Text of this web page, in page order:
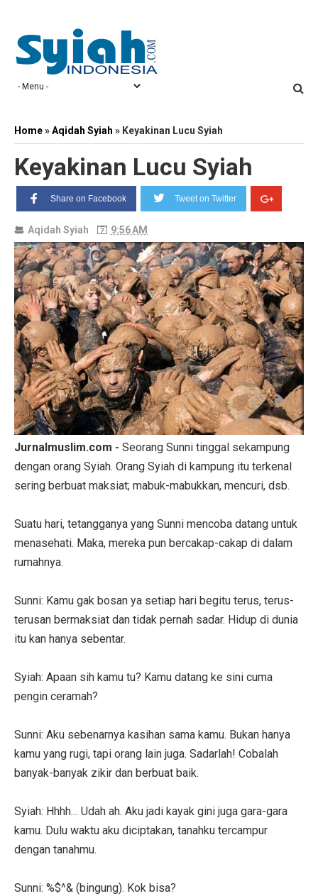
Home»Aqidah Syiah » Keyakinan Lucu Syiah
Keyakinan Lucu Syiah
Share on Facebook Tweet on Twitter
Aqidah Syiah 9:56 AM
Jurnalmuslim.com - Seorang Sunni tinggal sekampung
dengan orang Syiah. Orang Syiah di kampung itu terkenal
sering berbuat maksiat; mabuk-mabukkan, mencuri, dsb.
Suatu hari, tetangganya yang Sunni mencoba datang untuk
menasehati. Maka, mereka pun bercakap-cakap di dalam
rumahnya.
Sunni: Kamu gak bosan ya setiap hari begitu terus, terus-
terusan bermaksiat dan tidak pernah sadar. Hidup di dunia
itu kan hanya sebentar.
Syiah: Apaan sih kamu tu? Kamu datang ke sini cuma
pengin ceramah?
Sunni: Aku sebenarnya kasihan sama kamu. Bukan hanya
kamu yang rugi, tapi orang lain juga. Sadarlah! Cobalah
banyak-banyak zikir dan berbuat baik.
Syiah: Hhhh… Udah ah. Aku jadi kayak gini juga gara-gara
kamu. Dulu waktu aku diciptakan, tanahku tercampur
dengan tanahmu.
Sunni: %$^& (bingung). Kok bisa?